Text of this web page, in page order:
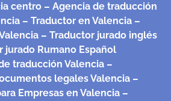
centro – Agencia de traducción
– Traductor en Valencia –
– Traductor jurado inglés
jurado Rumano Español
traducción Valencia –
legales Valencia –
Empresas en Valencia –